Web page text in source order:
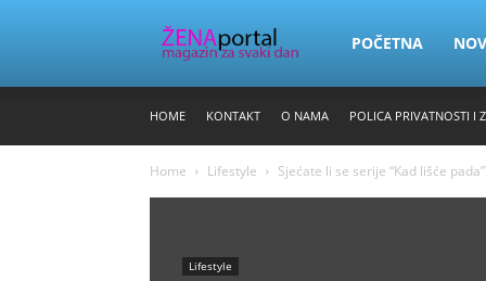
Zena
POČETNA
HOME KONTAKT O NAMA POLICA PRIVATNOSTI I
Home Lifestyle Sjećate li se serije “Kad lišće
Lifestyle